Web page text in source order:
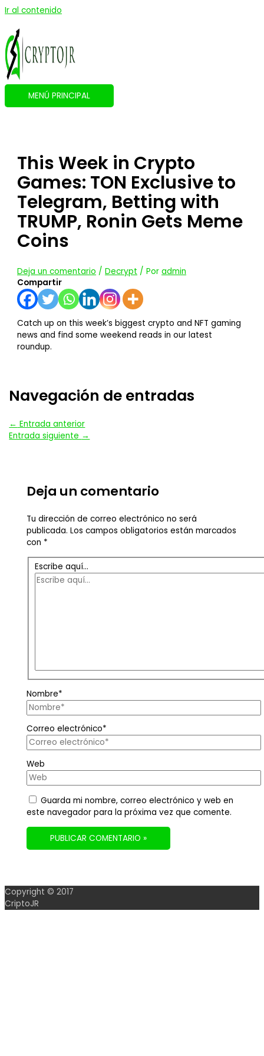
Ir al contenido
MENÚ PRINCIPAL
This Week in Crypto
Games: TON Exclusive to
Telegram, Betting with
TRUMP, Ronin Gets Meme
Coins
Deja un comentario /Decrypt / Poradmin
Compartir
Catch up on this week’s biggest crypto and NFT gaming
news and find some weekend reads in our latest
roundup.
Navegación de entradas
← Entrada anterior
Entrada siguiente →
Deja un comentario
Tu dirección de correo electrónico no será
publicada. Los campos obligatorios están marcados
con *
Escribe aquí...
Nombre*
Correo electrónico*
Web
Guarda mi nombre, correo electrónico y web en
este navegador para la próxima vez que comente.
Copyright © 2017
CriptoJR